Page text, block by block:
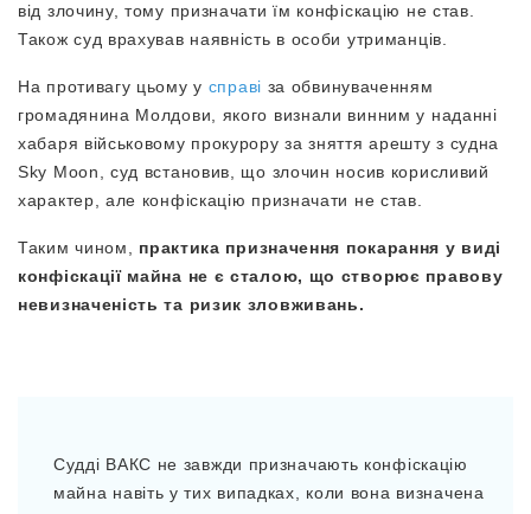
від злочину, тому призначати їм конфіскацію не став.
Також суд врахував наявність в особи утриманців.
На противагу цьому у справі за обвинуваченням
громадянина Молдови, якого визнали винним у наданні
хабаря військовому прокурору за зняття арешту з судна
Sky Moon, суд встановив, що злочин носив корисливий
характер, але конфіскацію призначати не став.
Таким чином, практика призначення покарання у виді
конфіскації майна не є сталою, що створює правову
невизначеність та ризик зловживань.
Судді ВАКС не завжди призначають конфіскацію
майна навіть у тих випадках, коли вона визначена